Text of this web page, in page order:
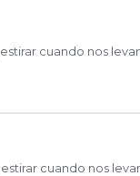
cuando nos
cuando nos